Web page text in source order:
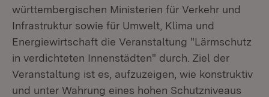
württembergischen Ministerien für Verkehr und
Infrastruktur sowie für Umwelt, Klima und
Energiewirtschaft die Veranstaltung "Lärmschutz
in verdichteten Innenstädten" durch. Ziel der
Veranstaltung ist es, aufzuzeigen, wie konstruktiv
und unter Wahrung eines hohen Schutzniveaus